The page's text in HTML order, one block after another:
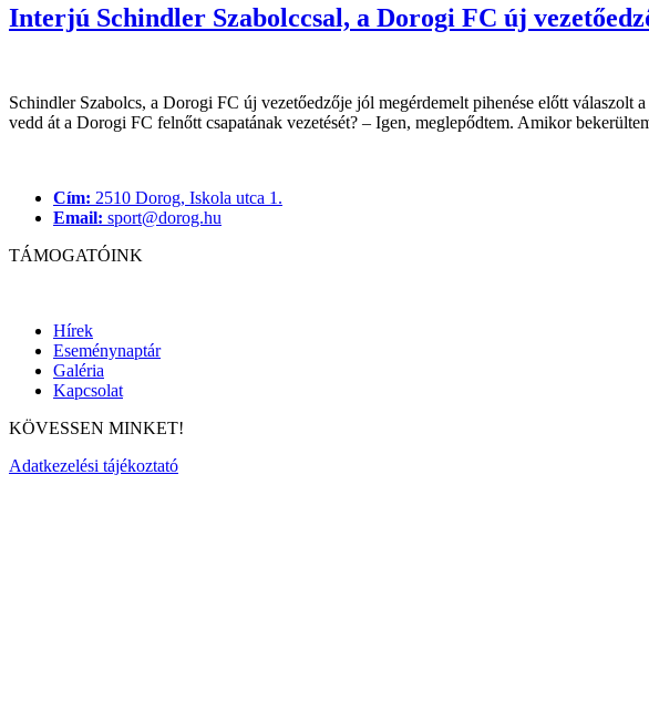
Interjú Schindler Szabolccsal, a Dorogi FC új
Schindler Szabolcs, a Dorogi FC új vezetőedzője jól megérdemelt pihenése előtt
vedd át a Dorogi FC felnőtt csapatának vezetését? – Igen, meglepődtem. Amikor
Cím: 2510 Dorog, Iskola utca 1.
Email: sport@dorog.hu
TÁMOGATÓINK
Hírek
Eseménynaptár
Galéria
Kapcsolat
KÖVESSEN MINKET!
Adatkezelési tájékoztató